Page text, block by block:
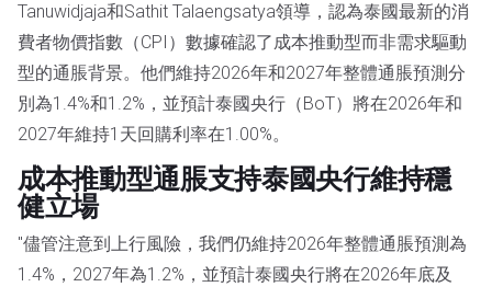
Tanuwidjaja和Sathit Talaengsatya領導，認為泰國最新的消
費者物價指數（CPI）數據確認了成本推動型而非需求驅動
型的通脹背景。他們維持2026年和2027年整體通脹預測分
別為1.4%和1.2%，並預計泰國央行（BoT）將在2026年和
2027年維持1天回購利率在1.00%。
成本推動型通脹支持泰國央行維持穩
健立場
"儘管注意到上行風險，我們仍維持2026年整體通脹預測為
1.4%，2027年為1.2%，並預計泰國央行將在2026年底及